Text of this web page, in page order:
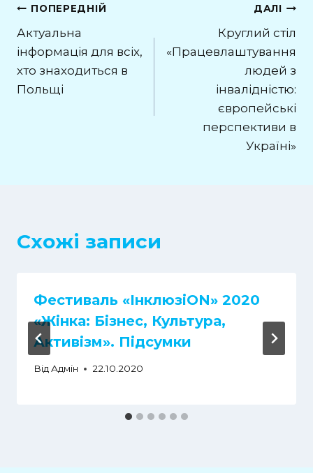
Навігація
записів
ПОПЕРЕДНІЙ
Актуальна
інформація для всіх,
хто знаходиться в
Польщі
ДАЛІ
Круглий стіл
«Працевлаштування
людей з
інвалідністю:
європейські
перспективи в
Україні»
Схожі записи
Фестиваль «ІнклюзіON» 2020
«Жінка: Бізнес, Культура,
Активізм». Підсумки
Від Адмін 22.10.2020